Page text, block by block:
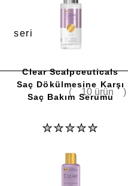
( 10 ürün )
Clear Scalpceuticals
Saç Dökülmesine Karşı
Saç Bakım Serumu
Bu
product
değerlendirme
gönderilmedi